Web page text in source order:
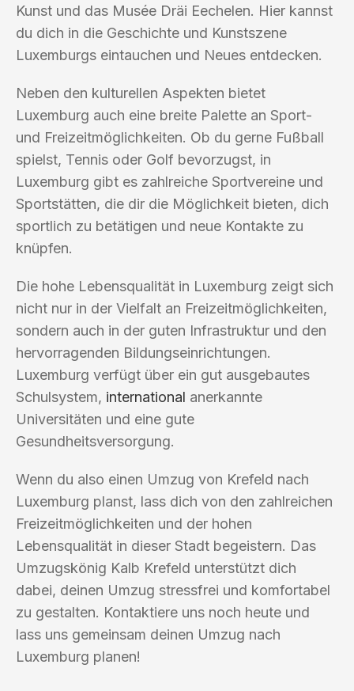
Kunst und das Musée Dräi Eechelen. Hier kannst
du dich in die Geschichte und Kunstszene
Luxemburgs eintauchen und Neues entdecken.
Neben den kulturellen Aspekten bietet
Luxemburg auch eine breite Palette an Sport-
und Freizeitmöglichkeiten. Ob du gerne Fußball
spielst, Tennis oder Golf bevorzugst, in
Luxemburg gibt es zahlreiche Sportvereine und
Sportstätten, die dir die Möglichkeit bieten, dich
sportlich zu betätigen und neue Kontakte zu
knüpfen.
Die hohe Lebensqualität in Luxemburg zeigt sich
nicht nur in der Vielfalt an Freizeitmöglichkeiten,
sondern auch in der guten Infrastruktur und den
hervorragenden Bildungseinrichtungen.
Luxemburg verfügt über ein gut ausgebautes
Schulsystem, international anerkannte
Universitäten und eine gute
Gesundheitsversorgung.
Wenn du also einen Umzug von Krefeld nach
Luxemburg planst, lass dich von den zahlreichen
Freizeitmöglichkeiten und der hohen
Lebensqualität in dieser Stadt begeistern. Das
Umzugskönig Kalb Krefeld unterstützt dich
dabei, deinen Umzug stressfrei und komfortabel
zu gestalten. Kontaktiere uns noch heute und
lass uns gemeinsam deinen Umzug nach
Luxemburg planen!